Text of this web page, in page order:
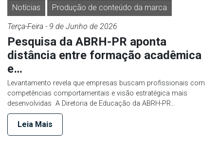
Notícias Produção de conteúdo da marca
Terça-Feira - 9 de Junho de 2026
Pesquisa da ABRH-PR aponta
distância entre formação acadêmica
e…
Levantamento revela que empresas buscam profissionais com
competências comportamentais e visão estratégica mais
desenvolvidas A Diretoria de Educação da ABRH-PR…
Leia Mais